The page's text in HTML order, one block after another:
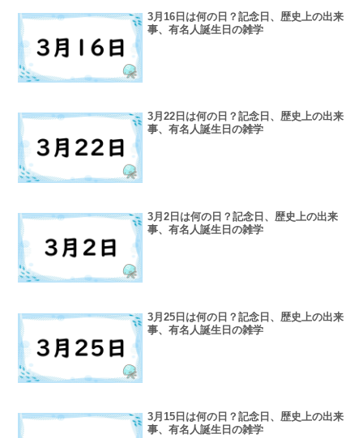
3月16日は何の日？記念日、歴史上の出来
事、有名人誕生日の雑学
3月22日は何の日？記念日、歴史上の出来
事、有名人誕生日の雑学
3月2日は何の日？記念日、歴史上の出来
事、有名人誕生日の雑学
3月25日は何の日？記念日、歴史上の出来
事、有名人誕生日の雑学
3月15日は何の日？記念日、歴史上の出来
事、有名人誕生日の雑学